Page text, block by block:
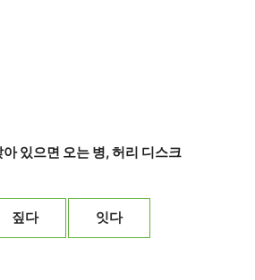
있으면 오는 병, 허리 디스크
짚다 잇다